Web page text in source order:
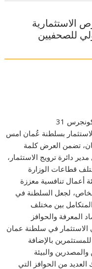
الاستثمارية
للصحفيين
31
بسلطنة عُمان امس
تضمن العرض كلمة
دائرة ترويج الاستثمار،
قطاعات الوزارة
أعمال تنافسية معززة
الخاص، لجعل السلطنة في
بين مختلف
المعرفة والحوافز
الاستثمار في سلطنة عمان
بالإضافة
والبيئة
من الحوافز التي